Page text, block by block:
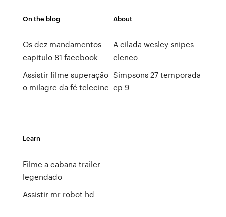
On the blog
Os dez mandamentos
capitulo 81 facebook
Assistir filme superação
o milagre da fé telecine
About
A cilada wesley snipes
elenco
Simpsons 27 temporada
ep 9
Learn
Filme a cabana trailer
legendado
Assistir mr robot hd